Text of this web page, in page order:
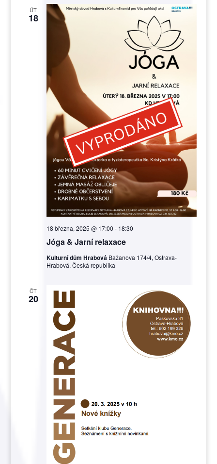
ÚT
18
Jóga & Jarní relaxace
18 března, 2025 @ 17:00 - 18:30
Kulturní dům Hrabová Bažanova 174/4, Ostrava-
Hrabová, Česká republika
ČT
20